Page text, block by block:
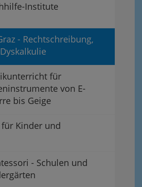
Institute
- Rechtschreibung,
für
von E-
bis Geige
Kinder und
- Schulen und